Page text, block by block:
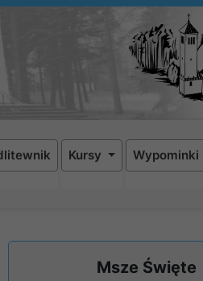
Kursy Wypominki
Msze Święte